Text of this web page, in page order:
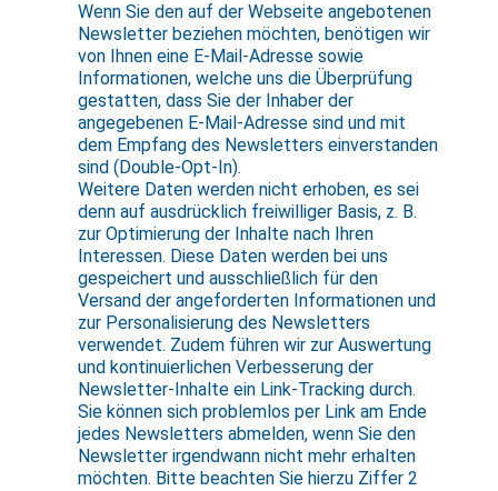
Wenn Sie den auf der Webseite angebotenen
Newsletter beziehen möchten, benötigen wir
von Ihnen eine E-Mail-Adresse sowie
Informationen, welche uns die Überprüfung
gestatten, dass Sie der Inhaber der
angegebenen E-Mail-Adresse sind und mit
dem Empfang des Newsletters einverstanden
sind (Double-Opt-In).
Weitere Daten werden nicht erhoben, es sei
denn auf ausdrücklich freiwilliger Basis, z. B.
zur Optimierung der Inhalte nach Ihren
Interessen. Diese Daten werden bei uns
gespeichert und ausschließlich für den
Versand der angeforderten Informationen und
zur Personalisierung des Newsletters
verwendet. Zudem führen wir zur Auswertung
und kontinuierlichen Verbesserung der
Newsletter-Inhalte ein Link-Tracking durch.
Sie können sich problemlos per Link am Ende
jedes Newsletters abmelden, wenn Sie den
Newsletter irgendwann nicht mehr erhalten
möchten. Bitte beachten Sie hierzu Ziffer 2